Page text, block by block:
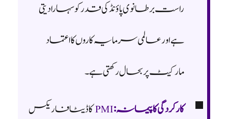
راست برطانوی پاؤنڈ کی قدر کو سہارا دیتی
ہے اور عالمی سرمایہ کاروں کا اعتماد
مارکیٹ پر بحال رکھتی ہے۔
کارکردگی کا پیمانہ:PMIکا ڈیٹا فاریکس